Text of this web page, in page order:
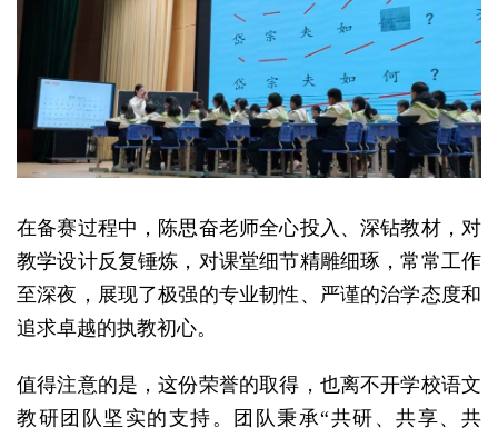
在备赛过程中，陈思奋老师全心投入、深钻教材，对
教学设计反复锤炼，对课堂细节精雕细琢，常常工作
至深夜，展现了极强的专业韧性、严谨的治学态度和
追求卓越的执教初心。
值得注意的是，这份荣誉的取得，也离不开学校语文
教研团队坚实的支持。团队秉承“共研、共享、共